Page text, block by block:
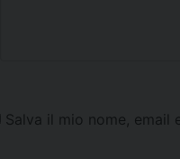
Salva il mio nome, email